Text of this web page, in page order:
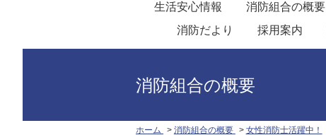
生活安心情報 消防組合の概要
消防だより
採用案内
消防組合の概要
ホーム 消防組合の概要 女性消防士活躍中！